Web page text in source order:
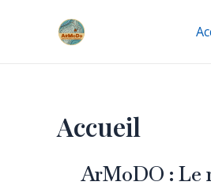
Accueil
ArMoDO : Le